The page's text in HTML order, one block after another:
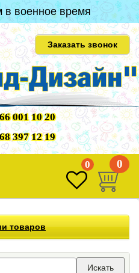
в военное время
Заказать звонок
001 10 20
397 12 19
0 0
товаров
Искать